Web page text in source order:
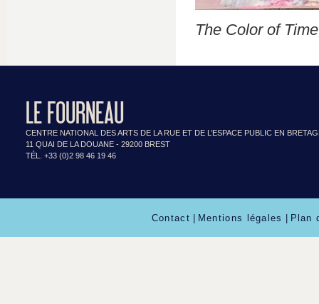
The Color of
LE FOURNEAU
CENTRE NATIONAL DES ARTS DE LA RUE ET DE L’ESPACE PUBLIC EN
11 QUAI DE LA DOUANE - 29200 BREST
TÉL. +33 (0)2 98 46 19 46
Contact | Mentions légales | Plan